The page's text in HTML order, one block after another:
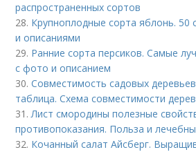
распространенных сортов
28. Крупноплодные сорта яблонь. 50
и описаниями
29. Ранние сорта персиков. Самые
с фото и описанием
30.Совместимость садовых
таблица. Схема совместимости
31.Лист смородины полезные
противопоказания. Польза и
32. Кочанный салат Айсберг.